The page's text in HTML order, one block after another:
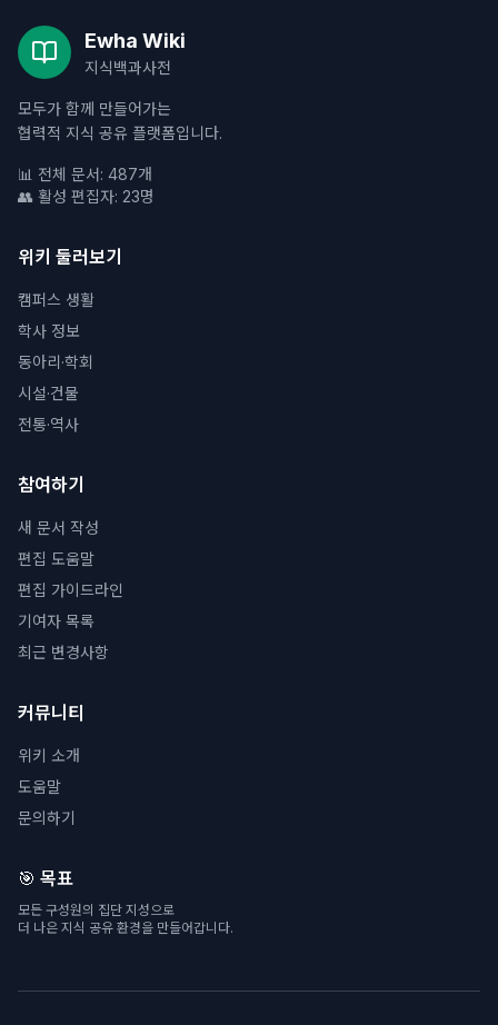
Ewha Wiki
지식백과사전
모두가 함께 만들어가는
협력적 지식 공유 플랫폼입니다.
📊 전체 문서: 487개
👥 활성 편집자: 23명
위키 둘러보기
캠퍼스 생활
학사 정보
동아리·학회
시설·건물
전통·역사
참여하기
새 문서 작성
편집 도움말
편집 가이드라인
기여자 목록
최근 변경사항
커뮤니티
위키 소개
도움말
문의하기
🎯 목표
모든 구성원의 집단 지성으로
더 나은 지식 공유 환경을 만들어갑니다.